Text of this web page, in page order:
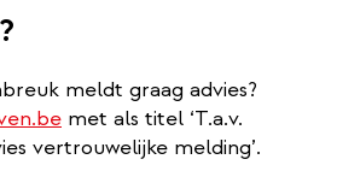
meldt graag advies?
met als titel ‘T.a.v.
vertrouwelijke melding’.